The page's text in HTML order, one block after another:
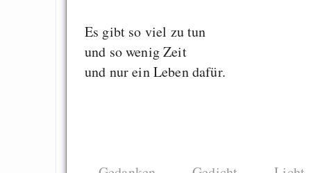
Es gibt so viel zu tun
und so wenig Zeit
und nur ein Leben dafür.